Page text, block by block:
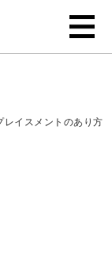
レイスメントのあり方